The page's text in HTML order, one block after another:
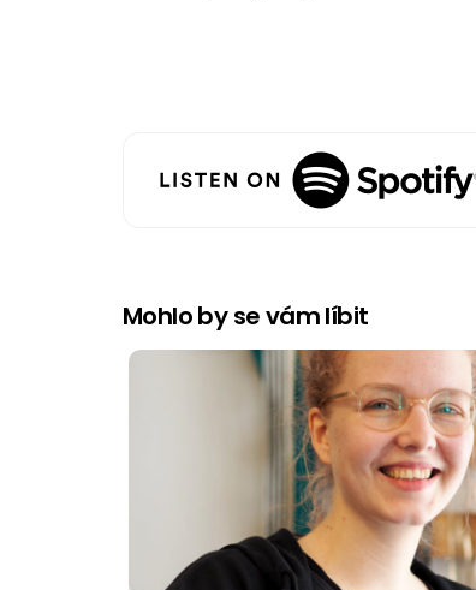
Mohlo by se vám líbit